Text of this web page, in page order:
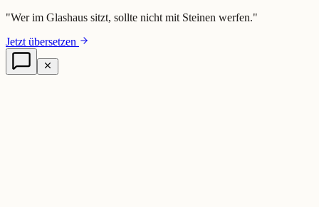
"Wer im Glashaus sitzt, sollte nicht mit Steinen werfen."
Jetzt übersetzen